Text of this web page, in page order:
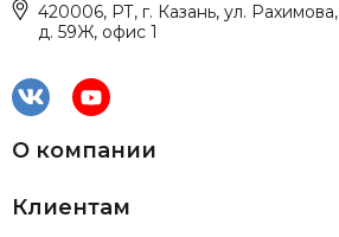
420006, РТ, г. Казань, ул. Рахимова,
д. 59Ж, офис 1
О компании
Клиентам